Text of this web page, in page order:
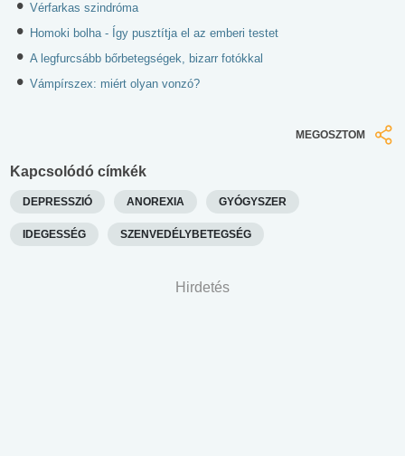
Vérfarkas szindróma
Homoki bolha - Így pusztítja el az emberi testet
A legfurcsább bőrbetegségek, bizarr fotókkal
Vámpírszex: miért olyan vonzó?
MEGOSZTOM
Kapcsolódó címkék
DEPRESSZIÓ ANOREXIA GYÓGYSZER
IDEGESSÉG SZENVEDÉLYBETEGSÉG
Hirdetés